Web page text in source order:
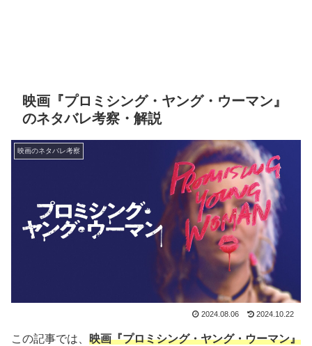
映画『プロミシング・ヤング・ウーマン』
のネタバレ考察・解説
映画のネタバレ考察
2024.08.06 2024.10.22
この記事では、 映画『プロミシング・ヤング・ウーマン』